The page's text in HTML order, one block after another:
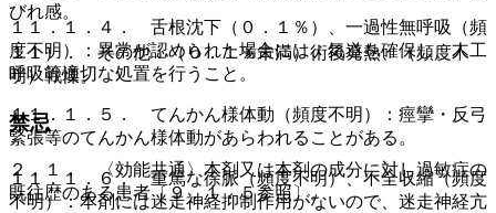
びれ感。
１１）． その他：（０．１％未満）術後発熱、（頻度不
明）戦慄。
禁忌
２．１． 〈効能共通〉本剤又は本剤の成分に対し過敏症の
既往歴のある患者〔９．１．５参照〕。
１１．１．４． 舌根沈下（０．１％）、一過性無呼吸（頻
度不明）：異常が認められた場合には、気道を確保し、人工
呼吸等適切な処置を行うこと。
１１．１．５． てんかん様体動（頻度不明）：痙攣・反弓
緊張等のてんかん様体動があらわれることがある。
１１．１．６． 重篤な徐脈（頻度不明）、不全収縮（頻度
不明）：本剤には迷走神経抑制作用がないので、迷走神経亢